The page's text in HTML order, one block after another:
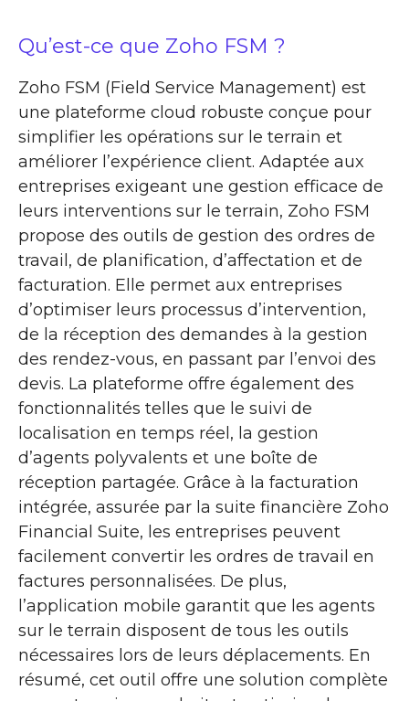
Qu’est-ce que Zoho FSM ?
Zoho FSM (Field Service Management) est
une plateforme cloud robuste conçue pour
simplifier les opérations sur le terrain et
améliorer l’expérience client. Adaptée aux
entreprises exigeant une gestion efficace de
leurs interventions sur le terrain, Zoho FSM
propose des outils de gestion des ordres de
travail, de planification, d’affectation et de
facturation. Elle permet aux entreprises
d’optimiser leurs processus d’intervention,
de la réception des demandes à la gestion
des rendez-vous, en passant par l’envoi des
devis. La plateforme offre également des
fonctionnalités telles que le suivi de
localisation en temps réel, la gestion
d’agents polyvalents et une boîte de
réception partagée. Grâce à la facturation
intégrée, assurée par la suite financière Zoho
Financial Suite, les entreprises peuvent
facilement convertir les ordres de travail en
factures personnalisées. De plus,
l’application mobile garantit que les agents
sur le terrain disposent de tous les outils
nécessaires lors de leurs déplacements. En
résumé, cet outil offre une solution complète